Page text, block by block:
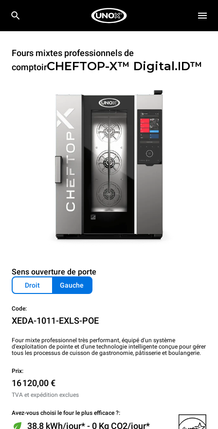
Fours mixtes professionnels de
comptoirCHEFTOP-X™ Digital.ID™
Sens ouverture de porte
Droit Gauche
Code:
XEDA-1011-EXLS-POE
Four mixte professionnel très performant, équipé d'un système
d'exploitation de pointe et d'une technologie intelligente conçue pour gérer
tous les processus de cuisson de gastronomie, pâtisserie et boulangerie.
Prix:
16 120,00 €
TVA et expédition exclues
Avez-vous choisi le four le plus efficace ?:
38,8 kWh/jour* - 0 Kg CO2/jour*